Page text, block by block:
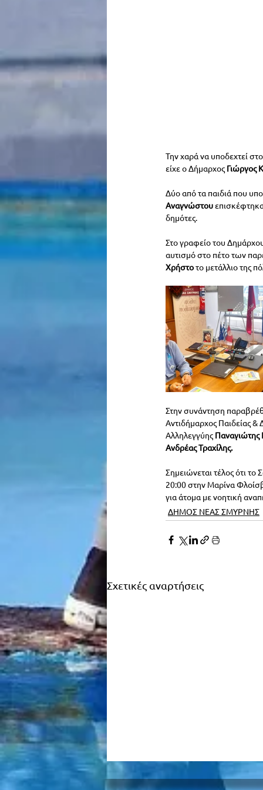
Την χαρά να υποδεχτεί
είχε ο Δήμαρχος Γιώργος
Δύο από τα παιδιά που
Αναγνώστου
δημότες.
Στο γραφείο του
αυτισμό στο πέτο των
Χρήστο το μετάλλιο της
Στην συνάντηση
Αντιδήμαρχος Παιδείας
Αλληλεγγύης Παναγιώτης
Ανδρέας Τραχίλης.
Σημειώνεται τέλος ότι το
20:00 στην Μαρίνα
για άτομα με νοητική
ΔΗΜΟΣ ΝΕΑΣ ΣΜΥΡΝΗΣ
Σχετικές αναρτήσεις